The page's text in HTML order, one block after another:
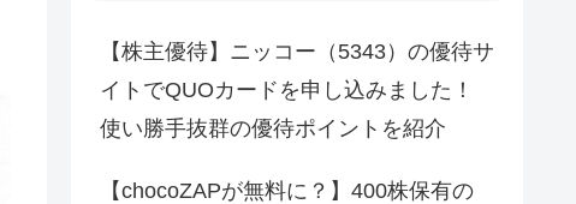
【株主優待】ニッコー（5343）の優待サ
イトでQUOカードを申し込みました！
使い勝手抜群の優待ポイントを紹介
【chocoZAPが無料に？】400株保有の